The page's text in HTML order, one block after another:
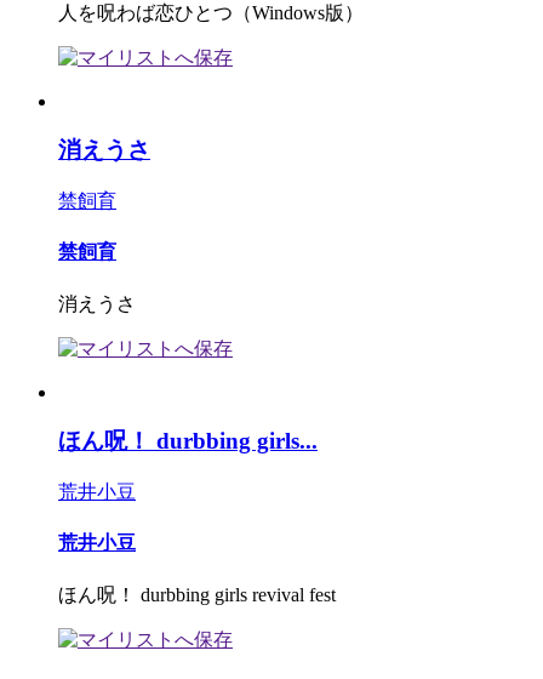
人を呪わば恋ひとつ（Windows版）
消えうさ
禁飼育
禁飼育
消えうさ
ほん呪！ durbbing girls...
荒井小豆
荒井小豆
ほん呪！ durbbing girls revival fest